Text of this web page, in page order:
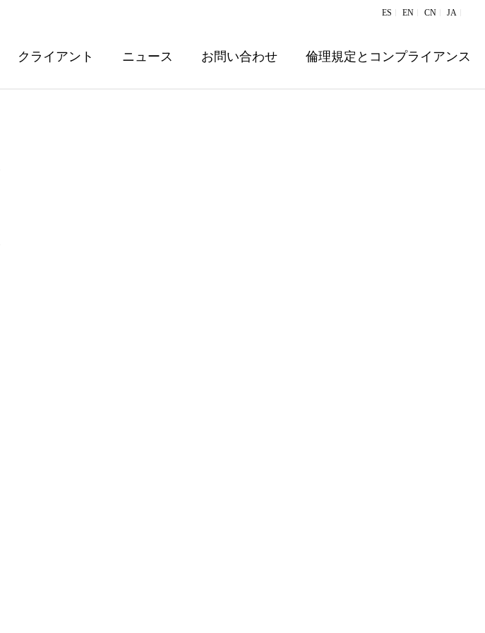
ES EN CN JA
クライアント ニュース お問い合わせ 倫理規定とコンプライアンス